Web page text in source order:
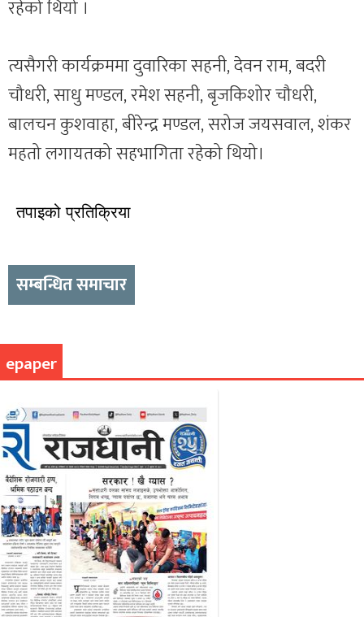
रहेको थियो ।
त्यसैगरी कार्यक्रममा दुवारिका सहनी, देवन राम, बदरी
चौधरी, साधु मण्डल, रमेश सहनी, बृजकिशोर चौधरी,
बालचन कुशवाहा, बीरेन्द्र मण्डल, सरोज जयसवाल, शंकर
महतो लगायतको सहभागिता रहेको थियो।
तपाइको प्रतिक्रिया
सम्बन्धित समाचार
epaper